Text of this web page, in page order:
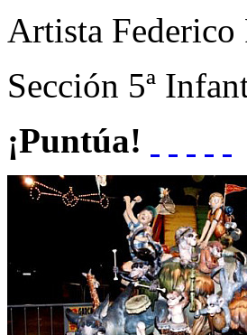
Artista Federico
Sección 5ª
¡Puntúa!